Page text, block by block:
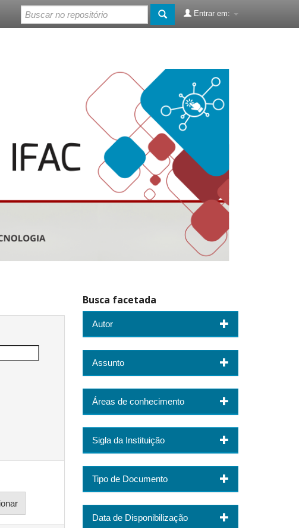
Entrar em:
Busca facetada
Autor
Assunto
Áreas de conhecimento
Sigla da Instituição
Tipo de Documento
Data de Disponibilização